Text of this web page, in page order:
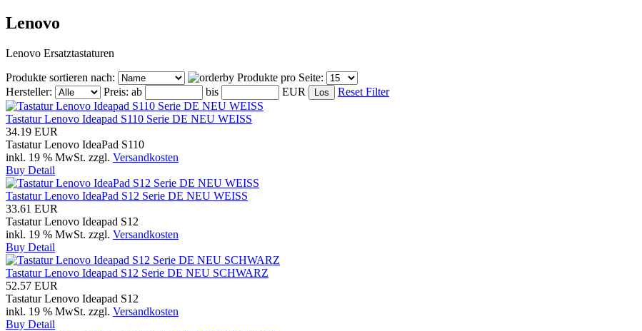
Lenovo
Lenovo Ersatztastaturen
Produkte sortieren nach:
Produkte pro Seite:
Hersteller:
Preis: ab bis EUR Reset Filter
Tastatur Lenovo Ideapad S110 Serie DE NEU WEISS
34.19 EUR
Tastatur Lenovo IdeaPad S110
inkl. 19 % MwSt. zzgl. Versandkosten
Buy Detail
Tastatur Lenovo IdeaPad S12 Serie DE NEU WEISS
33.61 EUR
Tastatur Lenovo Ideapad S12
inkl. 19 % MwSt. zzgl. Versandkosten
Buy Detail
Tastatur Lenovo Ideapad S12 Serie DE NEU SCHWARZ
52.57 EUR
Tastatur Lenovo Ideapad S12
inkl. 19 % MwSt. zzgl. Versandkosten
Buy Detail